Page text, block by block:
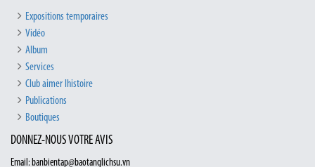
Expositions temporaires
Vidéo
Album
Services
Club aimer lhistoire
Publications
Boutiques
DONNEZ-NOUS VOTRE AVIS
Email: banbientap@baotanglichsu.vn